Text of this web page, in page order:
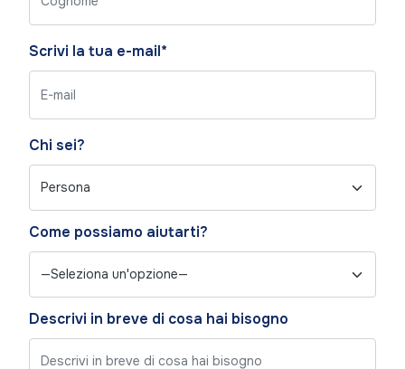
Scrivi la tua e-mail*
Chi sei?
Come possiamo aiutarti?
Descrivi in breve di cosa hai bisogno